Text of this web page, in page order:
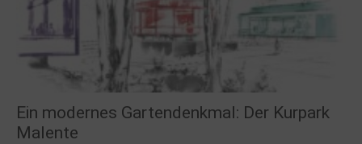
Ein modernes Gartendenkmal: Der Kurpark
Malente